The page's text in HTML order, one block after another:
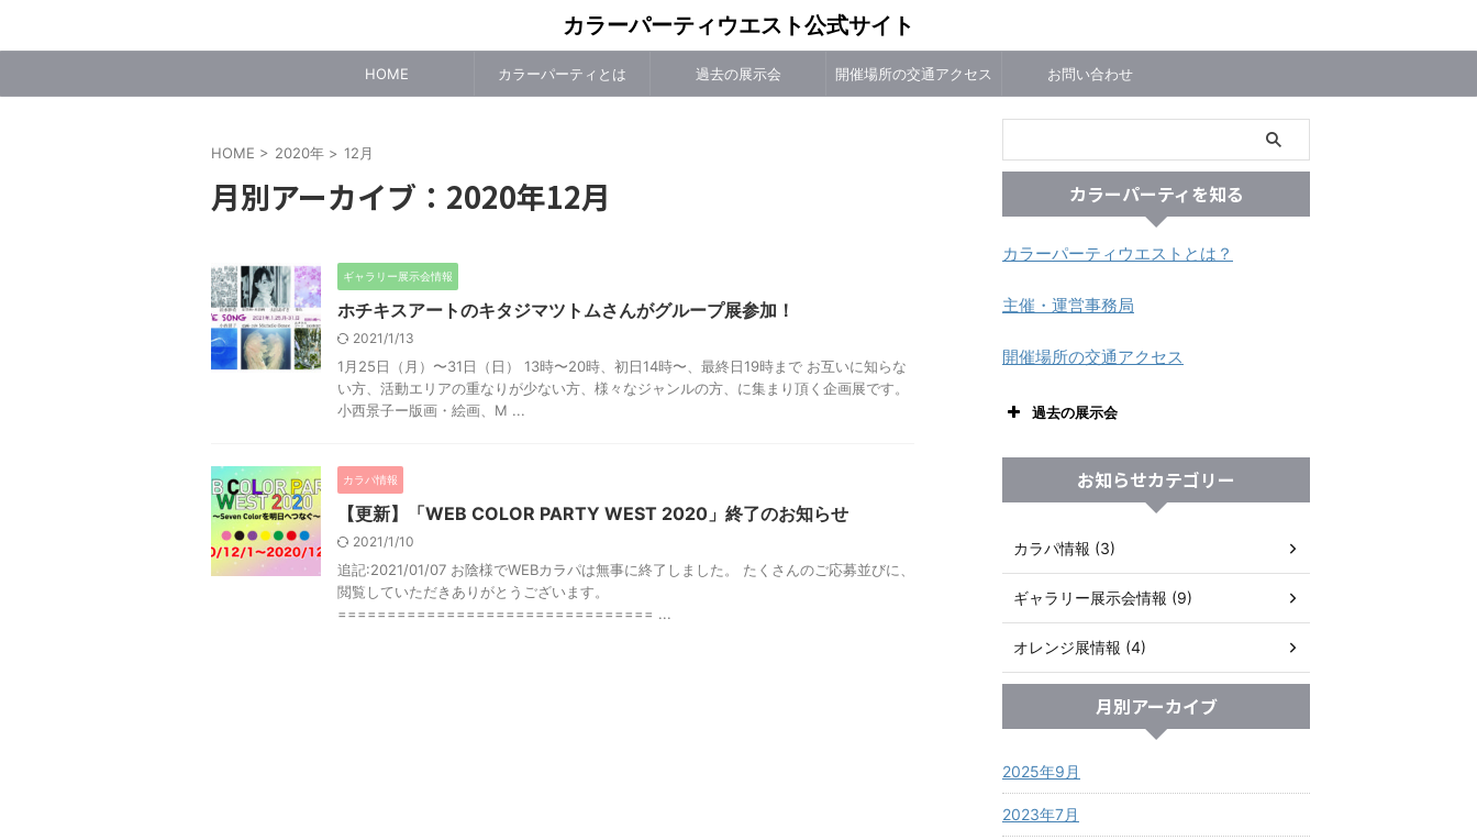
カラーパーティウエスト公式サイト
HOME カラーパーティとは 過去の展示会 開催場所の交通アクセス お問い合わせ
HOME > 2020年 > 12月
月別アーカイブ：2020年12月
ギャラリー展示会情報
ホチキスアートのキタジマツトムさんがグループ展参加！
2021/1/13
1月25日（月）〜31日（日） 13時〜20時、初日14時〜、最終日19時まで お互いに知らな
い方、活動エリアの重なりが少ない方、様々なジャンルの方、に集まり頂く企画展です。
小西景子ー版画・絵画、M ...
カラパ情報
【更新】「WEB COLOR PARTY WEST 2020」終了のお知らせ
2021/1/10
追記:2021/01/07 お陰様でWEBカラパは無事に終了しました。 たくさんのご応募並びに、
閲覧していただきありがとうございます。
================================ ...
カラーパーティを知る
カラーパーティウエストとは？
主催・運営事務局
開催場所の交通アクセス
過去の展示会
お知らせカテゴリー
カラパ情報 (3)
ギャラリー展示会情報 (9)
オレンジ展情報 (4)
月別アーカイブ
2025年9月
2023年7月